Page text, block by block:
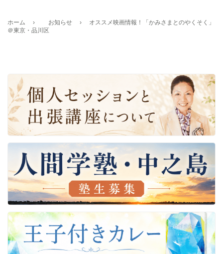
ホーム › お知らせ › オススメ映画情報！「かみさまとのやくそく」
＠東京・品川区